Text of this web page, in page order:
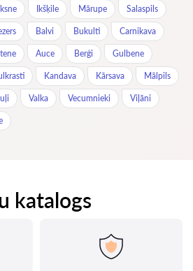
Ikšķile Mārupe Salaspils
Balvi Bukulti Carnikava
Auce Berģi Gulbene
Kandava Kārsava Mālpils
Valka Vecumnieki Viļāni
katalogs